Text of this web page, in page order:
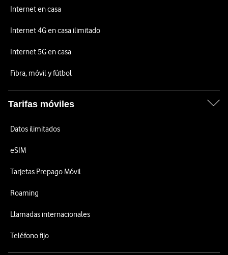
Internet en casa
Internet 4G en casa ilimitado
Internet 5G en casa
Fibra, móvil y fútbol
Tarifas móviles
Datos ilimitados
eSIM
Tarjetas Prepago Móvil
Roaming
Llamadas internacionales
Teléfono fijo